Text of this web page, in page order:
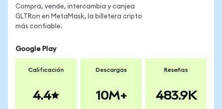
Compra, vende, intercambia y canjea
GLTRon en MetaMask, la billetera cripto
más confiable.
Google Play
Calificación
4.4
Descargas
10M+
Reseñas
483.9K